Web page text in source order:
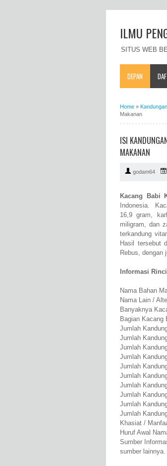
ILMU
SITUS WEB
DEPAN
Home »
Makanan
ISI
MAKANAN
godam64
Kacang Babi
Indonesia.
16,9 gram,
miligram, dan
terkandung
Hasil tersebut
Rebus, dengan
Informasi
Nama Bahan
Nama Lain /
Banyaknya
Bagian Kacang
Jumlah
Jumlah
Jumlah
Jumlah
Jumlah
Jumlah
Jumlah
Jumlah
Jumlah
Jumlah
Khasiat /
Huruf Awal
Sumber
sumber lainnya.